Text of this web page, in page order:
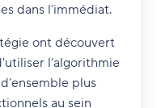
dans l’immédiat.
ont découvert
l’algorithmie
plus
au sein